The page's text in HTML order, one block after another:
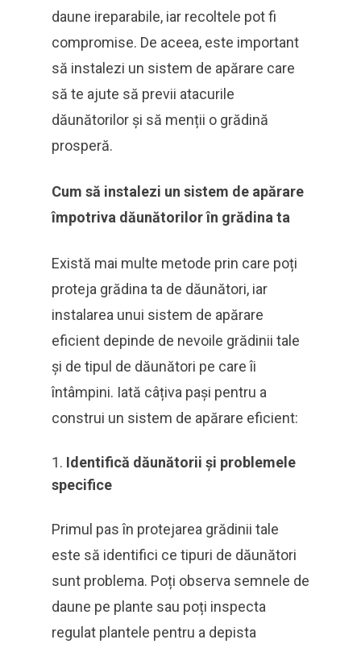
daune ireparabile, iar recoltele pot fi
compromise. De aceea, este important
să instalezi un sistem de apărare care
să te ajute să previi atacurile
dăunătorilor și să menții o grădină
prosperă.
Cum să instalezi un sistem de apărare
împotriva dăunătorilor în grădina ta
Există mai multe metode prin care poți
proteja grădina ta de dăunători, iar
instalarea unui sistem de apărare
eficient depinde de nevoile grădinii tale
și de tipul de dăunători pe care îi
întâmpini. Iată câțiva pași pentru a
construi un sistem de apărare eficient:
Identifică dăunătorii și problemele
specifice
Primul pas în protejarea grădinii tale
este să identifici ce tipuri de dăunători
sunt problema. Poți observa semnele de
daune pe plante sau poți inspecta
regulat plantele pentru a depista